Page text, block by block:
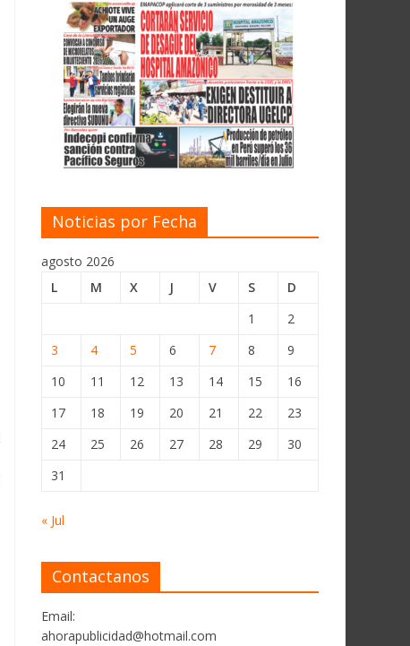
Noticias por Fecha
agosto 2026
L
M X J V S
D
1
2
3
4 5 6 7 8
9
10
11 12 13 14 15
16
17
18 19 20 21 22
23
24
25 26 27 28 29
30
31
« Jul
Contactanos
Email:
ahorapublicidad@hotmail.com